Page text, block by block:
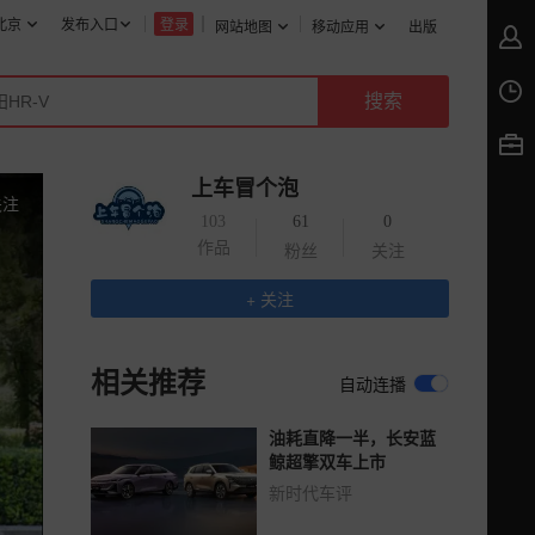
网站地图 移动应用 出版
登录
发布入口
京
上车冒个泡
103
作品
61
粉丝
0
关注
+ 关注
相关推荐 自动连播
油耗直降一半，长安蓝
鲸超擎双车上市
新时代车评